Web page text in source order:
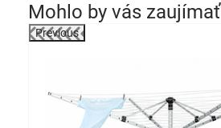
Mohlo by vás zaujímať
Previous